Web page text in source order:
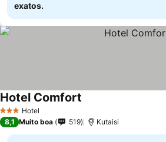
exatos.
3 EstrelasHotel
Hotel Comfort
8,1 Muito boa 519 Kutaisi